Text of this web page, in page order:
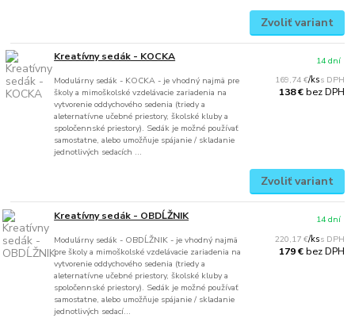
Zvoliť variant
Kreatívny sedák - KOCKA
Modulárny sedák - KOCKA - je vhodný najmä pre
školy a mimoškolské vzdelávacie zariadenia na
vytvorenie oddychového sedenia (triedy a
aleternatívne učebné priestory, školské kluby a
spoločennské priestory). Sedák je možné používať
samostatne, alebo umožňuje spájanie / skladanie
jednotlivých sedacích ...
169,74 €/ks
138 €bez DPH
14 dní
Zvoliť variant
Kreatívny sedák - OBDĹŽNIK
Modulárny sedák - OBDĹŽNIK - je vhodný najmä
pre školy a mimoškolské vzdelávacie zariadenia na
vytvorenie oddychového sedenia (triedy a
aleternatívne učebné priestory, školské kluby a
spoločennské priestory). Sedák je možné používať
samostatne, alebo umožňuje spájanie / skladanie
jednotlivých sedací...
220,17 €/ks
179 €bez DPH
14 dní